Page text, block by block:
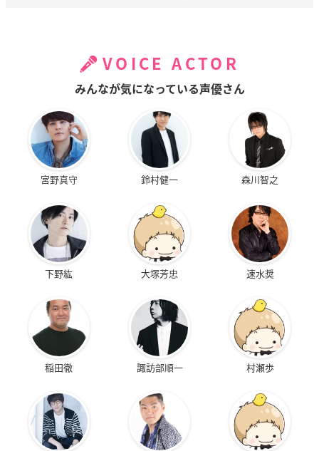
VOICE ACTOR
みんなが気になっている声優さん
宮野真守 鈴村健一 森川智之
下野紘 大塚芳忠 速水奨
稲田徹 諏訪部順一 村瀬歩